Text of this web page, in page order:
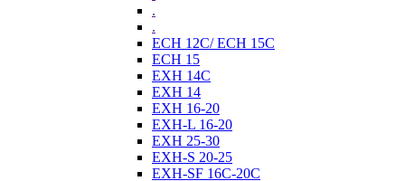
.
.
ECH 12C/ ECH 15C
ECH 15
EXH 14C
EXH 14
EXH 16-20
EXH-L 16-20
EXH 25-30
EXH-S 20-25
EXH-SF 16C-20C